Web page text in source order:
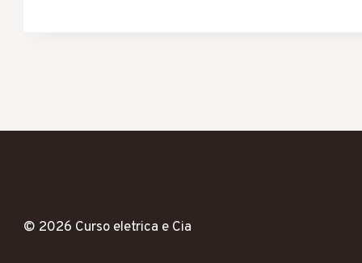
© 2026 Curso eletrica e Cia